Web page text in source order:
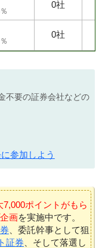
0社
0社
不要の証券会社などの
参加しよう
ポイントがもら
画を実施中です。
、委託幹事として狙
証券 、そして落選し